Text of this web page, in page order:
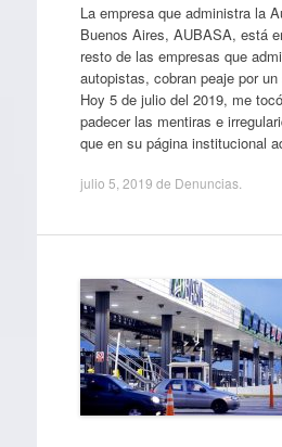
La empresa que administra la
Buenos Aires, AUBASA, está
resto de las empresas que
autopistas, cobran peaje por
Hoy 5 de julio del 2019, me
padecer las mentiras e
que en su página institucional
julio 5, 2019 de Denuncias.